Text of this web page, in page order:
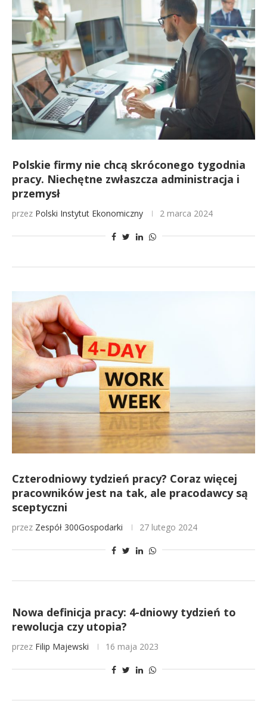
Polskie firmy nie chcą skróconego tygodnia
pracy. Niechętne zwłaszcza administracja i
przemysł
przez Polski Instytut Ekonomiczny 2 marca 2024
Czterodniowy tydzień pracy? Coraz więcej
pracowników jest na tak, ale pracodawcy są
sceptyczni
przez Zespół 300Gospodarki 27 lutego 2024
Nowa definicja pracy: 4-dniowy tydzień to
rewolucja czy utopia?
przez Filip Majewski 16 maja 2023